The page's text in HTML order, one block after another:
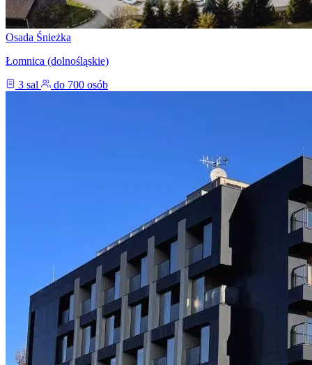
Osada Śnieżka
Łomnica (dolnośląskie)
3 sal
do 700 osób